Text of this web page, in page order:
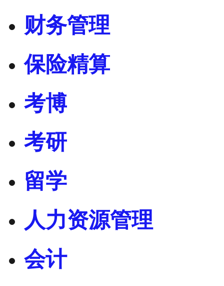
财务管理
保险精算
考博
考研
留学
人力资源管理
会计